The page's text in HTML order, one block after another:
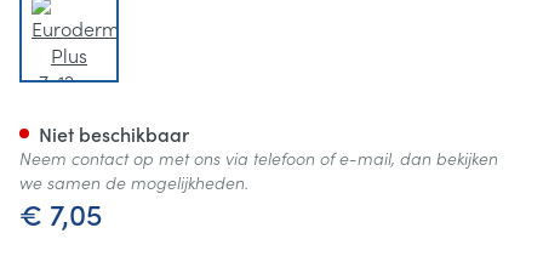
€ 7,05
Niet beschikbaar
Neem contact op met ons via telefoon of e-mail, dan bekijken
we samen de mogelijkheden.